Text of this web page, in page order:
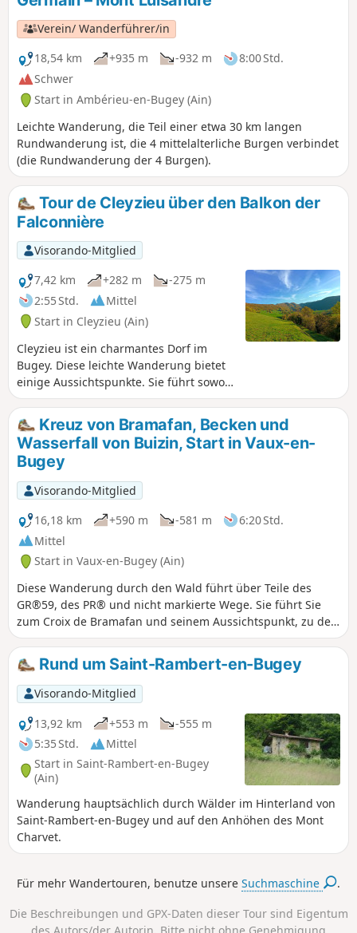
Verein/ Wanderführer/in
18,54 km
+935 m -932 m
8:00 Std.
Schwer
Start in Ambérieu-en-Bugey (Ain)
Leichte Wanderung, die Teil einer etwa 30 km langen
Rundwanderung ist, die 4 mittelalterliche Burgen verbindet
(die Rundwanderung der 4 Burgen).
Tour de Cleyzieu über den Balkon der
Falconnière
Visorando-Mitglied
7,42 km
+282 m
-275 m
2:55 Std.
Mittel
Start in Cleyzieu (Ain)
Cleyzieu ist ein charmantes Dorf im
Bugey. Diese leichte Wanderung bietet
einige Aussichtspunkte. Sie führt sowohl
durch Unterholz als auch durch offenes
Gelände.Kreuz von Bramafan, Becken und
Wasserfall von Buizin, Start in Vaux-en-
Bugey
Visorando-Mitglied
16,18 km
+590 m -581 m
6:20 Std.
Mittel
Start in Vaux-en-Bugey (Ain)
Diese Wanderung durch den Wald führt über Teile des
GR®59, des PR® und nicht markierte Wege. Sie führt Sie
zum Croix de Bramafan und seinem Aussichtspunkt, zu den
Becken und dem Wasserfall von Buizin sowie zur Kapelle
von Nièvre. Außerdem durchqueren Sie das schöne Dorf
Vaux-en-Bugey, durch das der Buizin fließt.
Rund um Saint-Rambert-en-Bugey
Visorando-Mitglied
13,92 km
+553 m
-555 m
5:35 Std.
Mittel
Start in Saint-Rambert-en-Bugey
(Ain)
Wanderung hauptsächlich durch Wälder im Hinterland von
Saint-Rambert-en-Bugey und auf den Anhöhen des Mont
Charvet.
Für mehr Wandertouren, benutze unsereSuchmaschine .
Die Beschreibungen und GPX-Daten dieser Tour sind Eigentum